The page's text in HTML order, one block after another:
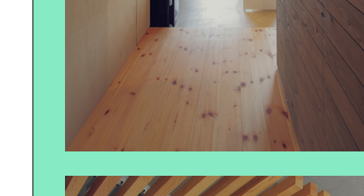
パンとスプレッドを持って行こう｜
春の浜辺のピクニック
自転車の聖地・ONOMICHI U2で発
ル